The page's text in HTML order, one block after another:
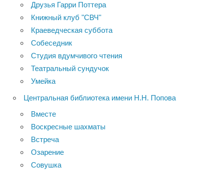
Друзья Гарри Поттера
Книжный клуб "СВЧ"
Краеведческая суббота
Собеседник
Студия вдумчивого чтения
Театральный сундучок
Умейка
Центральная библиотека имени Н.Н. Попова
Вместе
Воскресные шахматы
Встреча
Озарение
Совушка